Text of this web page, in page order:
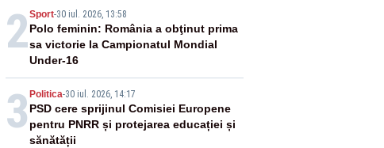
2Sport-30 iul. 2026, 13:58
Polo feminin: România a obţinut prima
sa victorie la Campionatul Mondial
Under-16
3 Politica-30 iul. 2026, 14:17
PSD cere sprijinul Comisiei Europene
pentru PNRR și protejarea educației și
sănătății